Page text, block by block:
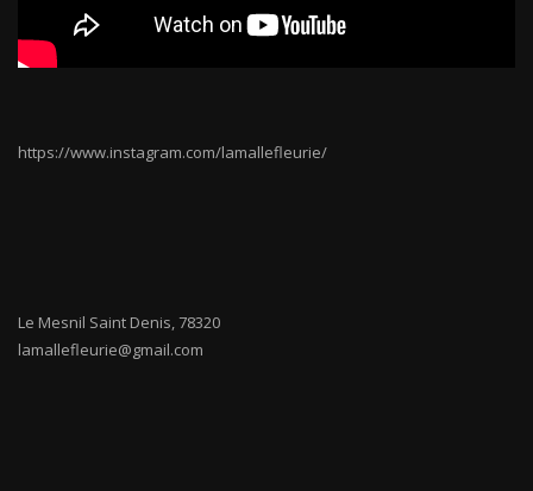
https://www.instagram.com/lamallefleurie/
Le Mesnil Saint Denis,78320
lamallefleurie@gmail.com